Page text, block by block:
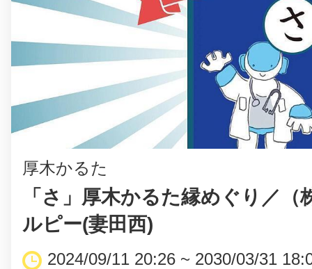
厚木かるた
「さ」厚木かるた縁めぐり／（
ルピー(妻田西)
2024/09/11 20:26 ~ 2030/03/31